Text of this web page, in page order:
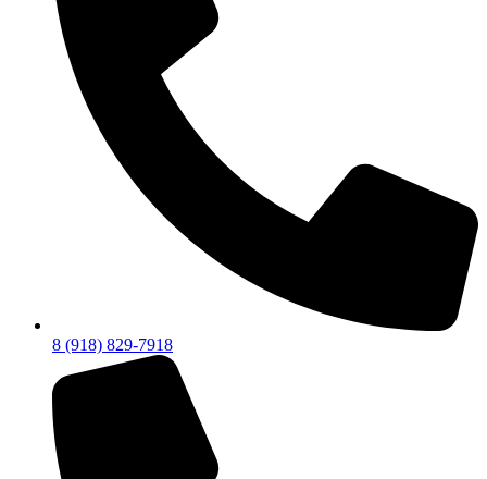
8 (918) 829-7918